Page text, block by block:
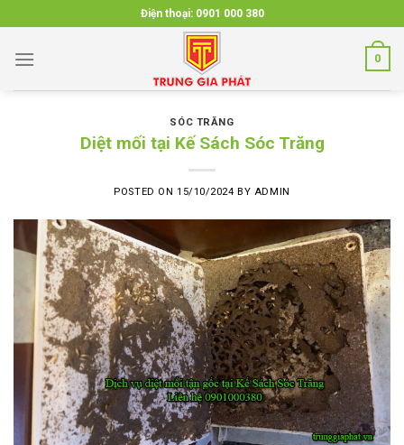
to
content
Điện thoại: 0901 000 380
0
SÓC TRĂNG
Diệt mối tại Kế Sách Sóc Trăng
POSTED ON 15/10/2024 BY ADMIN